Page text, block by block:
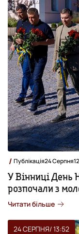
Публікація24 Серпня
У Вінниці День
розпочали з
Читати більше
24 СЕРПНЯ/ 13:52